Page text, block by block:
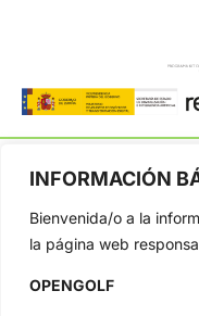
INFORMACIÓN
Bienvenida/o a la
la página web
OPENGOLF
OpenGolf ofrece
profesional y amateur,
Jon Rahm, LIV Golf,